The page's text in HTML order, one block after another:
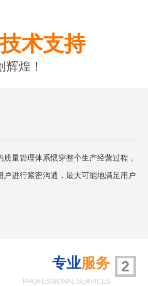
技术支持
辉煌！
量管理体系惯穿整个生产经营过程，
进行紧密沟通，最大可能地满足用户
2
专业服务
PROFESSIONAL SERVICES